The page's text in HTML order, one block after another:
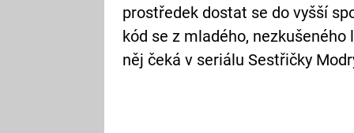
prostředek dostat se do vyšší
kód se z mladého,
něj čeká v seriálu Sestřičky